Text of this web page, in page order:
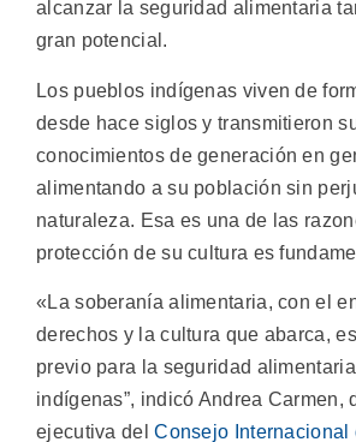
alcanzar la seguridad alimentaria
gran potencial.
Los pueblos indígenas viven de
desde hace siglos y transmitieron
conocimientos de generación en
alimentando a su población sin
naturaleza. Esa es una de las
protección de su cultura es
«La soberanía alimentaria, con el
derechos y la cultura que abarca,
previo para la seguridad
indígenas”, indicó Andrea Carmen,
ejecutiva delConsejo Internacional